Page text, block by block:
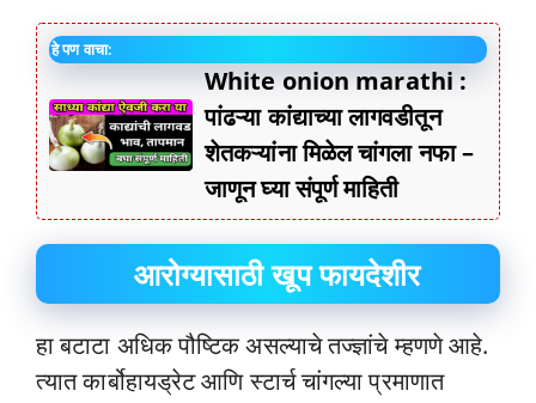
हे पण वाचा:
White onion marathi :
पांढऱ्या कांद्याच्या लागवडीतून
शेतकऱ्यांना मिळेल चांगला नफा –
जाणून घ्या संपूर्ण माहिती
आरोग्यासाठी खूप फायदेशीर
हा बटाटा अधिक पौष्टिक असल्याचे तज्ज्ञांचे म्हणणे आहे.
त्यात कार्बोहायड्रेट आणि स्टार्च चांगल्या प्रमाणात